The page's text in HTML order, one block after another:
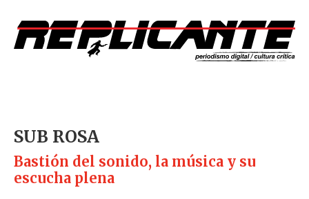
SUB ROSA
Bastión del sonido, la música y su
escucha plena